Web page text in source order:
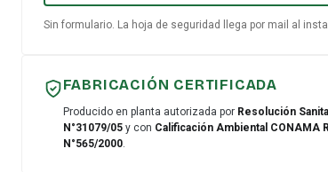
Sin formulario. La hoja de seguridad llega por mail al
FABRICACIÓN CERTIFICADA
Producido en planta autorizada por Resolución
N°31079/05y con Calificación Ambiental CONAMA
N°565/2000.